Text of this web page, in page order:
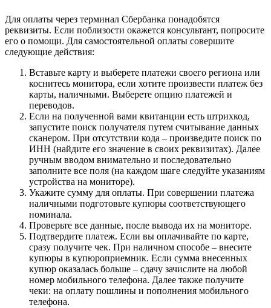
Для оплаты через терминал Сбербанка понадобятся
реквизиты. Если поблизости окажется консультант, попросите
его о помощи. Для самостоятельной оплаты совершите
следующие действия:
Вставьте карту и выберете платежи своего региона или
коснитесь монитора, если хотите произвести платеж без
карты, наличными. Выберете опцию платежей и
переводов.
Если на полученной вами квитанции есть штрихкод,
запустите поиск получателя путем считывание данных
сканером. При отсутствии кода – произведите поиск по
ИНН (найдите его значение в своих реквизитах). Далее
ручным вводом внимательно и последовательно
заполните все поля (на каждом шаге следуйте указаниям
устройства на мониторе).
Укажите сумму для оплаты. При совершении платежа
наличными подготовьте купюры соответствующего
номинала.
Проверьте все данные, после вывода их на мониторе.
Подтвердите платеж. Если вы оплачивайте по карте,
сразу получите чек. При наличном способе – внесите
купюры в купюроприемник. Если сумма внесенных
купюр оказалась больше – сдачу зачислите на любой
номер мобильного телефона. Далее также получите
чеки: на оплату пошлины и пополнения мобильного
телефона.